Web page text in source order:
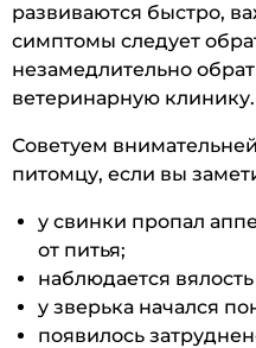
развиваются быстро,
симптомы следует
незамедлительно
ветеринарную клинику.
Советуем
питомцу, если вы
у свинки пропал
от питья;
наблюдается
у зверька начался
появилось